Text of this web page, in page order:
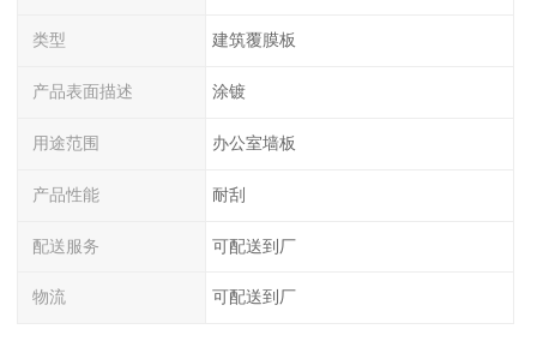
类型 建筑覆膜板
产品表面描述 涂镀
用途范围 办公室墙板
产品性能 耐刮
配送服务 可配送到厂
物流 可配送到厂